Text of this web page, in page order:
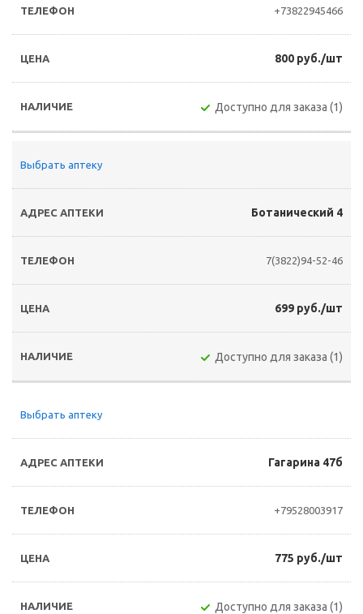
+73822945466
800 руб./шт
Доступно для заказа (1)
Выбрать аптеку
Ботанический 4
7(3822)94-52-46
699 руб./шт
Доступно для заказа (1)
Выбрать аптеку
Гагарина 47б
+79528003917
775 руб./шт
Доступно для заказа (1)